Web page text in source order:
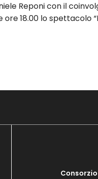
Reponi con il
ore 18.00 lo spettacolo